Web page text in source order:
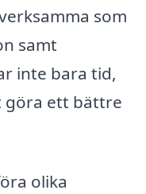
som
samt
inte bara tid,
göra ett bättre
olika